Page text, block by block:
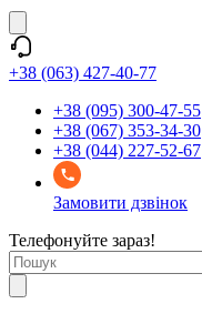
+38 (063) 427-40-77
+38 (095) 300-47-55
+38 (067) 353-34-30
+38 (044) 227-52-67
Замовити дзвінок
Телефонуйте зараз!